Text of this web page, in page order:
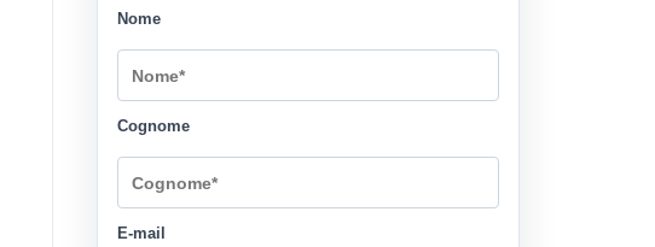
Nome
Cognome
E-mail